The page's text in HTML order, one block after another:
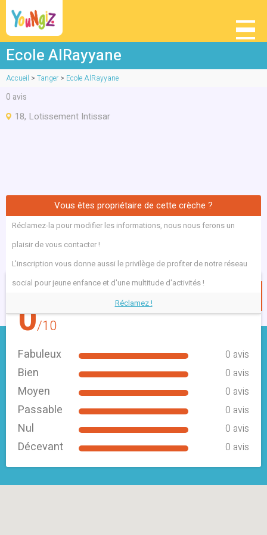
Ecole AlRayyane
Accueil > Tanger > Ecole AlRayyane
0 avis
18, Lotissement Intissar
Vous êtes propriétaire de cette crèche ?
Réclamez-la pour modifier les informations, nous nous ferons un
plaisir de vous contacter !
L'inscription vous donne aussi le privilège de profiter de notre réseau
social pour jeune enfance et d'une multitude d'activités !
Réclamez !
Avis sur l'école Décevant
0/10
Fabuleux 0 avis
Bien 0 avis
Moyen 0 avis
Passable 0 avis
Nul 0 avis
Décevant 0 avis